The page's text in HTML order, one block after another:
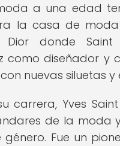
a una edad
la casa de moda
donde Saint
como diseñador y
nuevas siluetas y
carrera, Yves
de la moda
Fue un